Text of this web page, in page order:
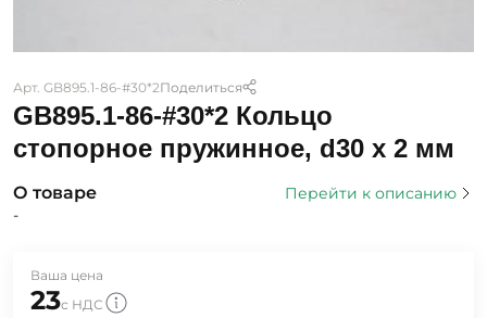
Арт. GB895.1-86-#30*2Поделиться
GB895.1-86-#30*2 Кольцо
стопорное пружинное, d30 x 2 мм
О товаре
Перейти к описанию
-
Ваша цена
23с НДС